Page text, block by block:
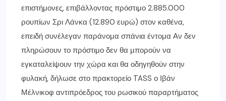
επιστήμονες, επιβάλλοντας πρόστιμο 2.885.000
ρουπίων Σρι Λάνκα (12.890 ευρώ) στον καθένα,
επειδή συνέλεγαν παράνομα σπάνια έντομα Αν δεν
πληρώσουν το πρόστιμο δεν θα μπορούν να
εγκαταλείψουν την χώρα και θα οδηγηθούν στην
φυλακή, δήλωσε στο πρακτορείο TASS ο Ιβάν
Μέλνικοφ αντιπρόεδρος του ρωσικού παραρτήματος